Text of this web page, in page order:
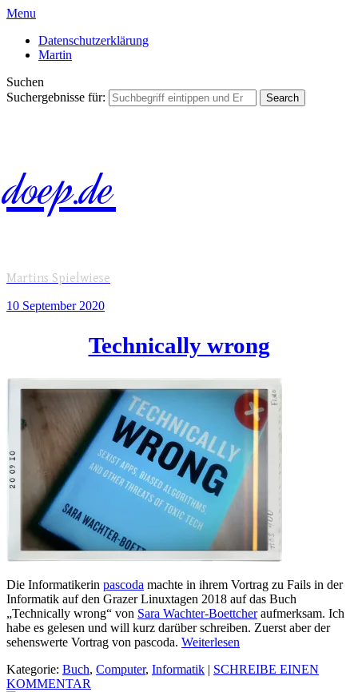
Menu
Datenschutzerklärung
Martin
Suchen
Suchergebnisse für:
doep.de
Martins Spielwiese
10 September 2020
Technically wrong
Die Informatikerin pascoda machte in ihrem Vortrag zu Fails in der
Informatik auf den Grazer Linuxtagen 2018 auf das Buch
„Technically wrong“ von Sara Wachter-Boettcheraufmerksam. Ich
habe es gelesen und will kurz darüber schreiben. Zuerst aber der
sehenswerte Vortrag von pascoda. Weiterlesen
Kategorie: Buch, Computer, Informatik | SCHREIBE EINEN
KOMMENTAR